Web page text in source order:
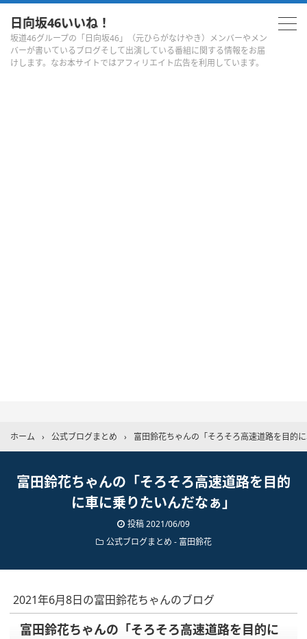
日向坂46いいね！
坂道46グループの「日向坂46」（元ひらがなけやき）メンバーやメン
バーが書いているブログそして出演している番組に関する情報をお届
けします。なお本サイトではアフィリエイト広告を利用しています。
ホーム › 公式ブログまとめ › 富田鈴花ちゃんの「そろそろ高速道路を目的
富田鈴花ちゃんの「そろそろ高速道路を目的
に車に乗りたいんだなぁ」
投稿2021/06/09
公式ブログまとめ - 富田鈴花
2021年6月8日の富田鈴花ちゃんのブログ
富田鈴花ちゃんの「そろそろ高速道路を目的に